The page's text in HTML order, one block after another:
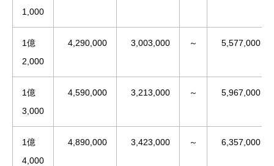
1,000
1億
2,000
4,290,000 3,003,000 ～ 5,577,000
1億
3,000
4,590,000 3,213,000 ～ 5,967,000
1億
4,000
4,890,000 3,423,000 ～ 6,357,000